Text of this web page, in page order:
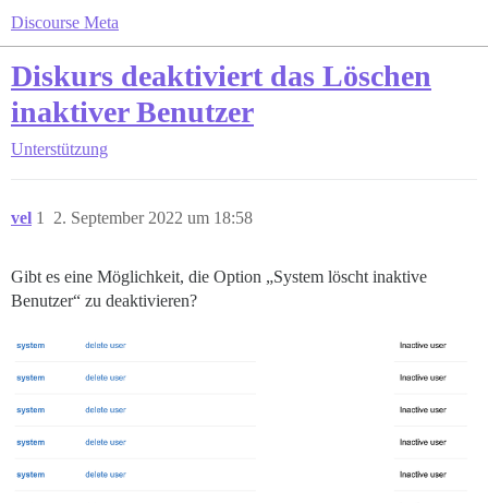
Discourse Meta
Diskurs deaktiviert das Löschen
inaktiver Benutzer
Unterstützung
vel 2. September 2022 um 18:58
1
Gibt es eine Möglichkeit, die Option „System löscht inaktive
Benutzer“ zu deaktivieren?